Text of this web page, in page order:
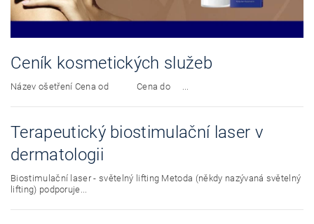
Ceník kosmetických služeb
Název ošetření Cena od Cena do ...
Terapeutický biostimulační laser v
dermatologii
Biostimulační laser - světelný lifting Metoda (někdy nazývaná světelný
lifting) podporuje...